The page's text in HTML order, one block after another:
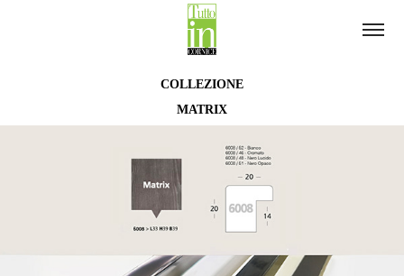
COLLEZIONE
MATRIX